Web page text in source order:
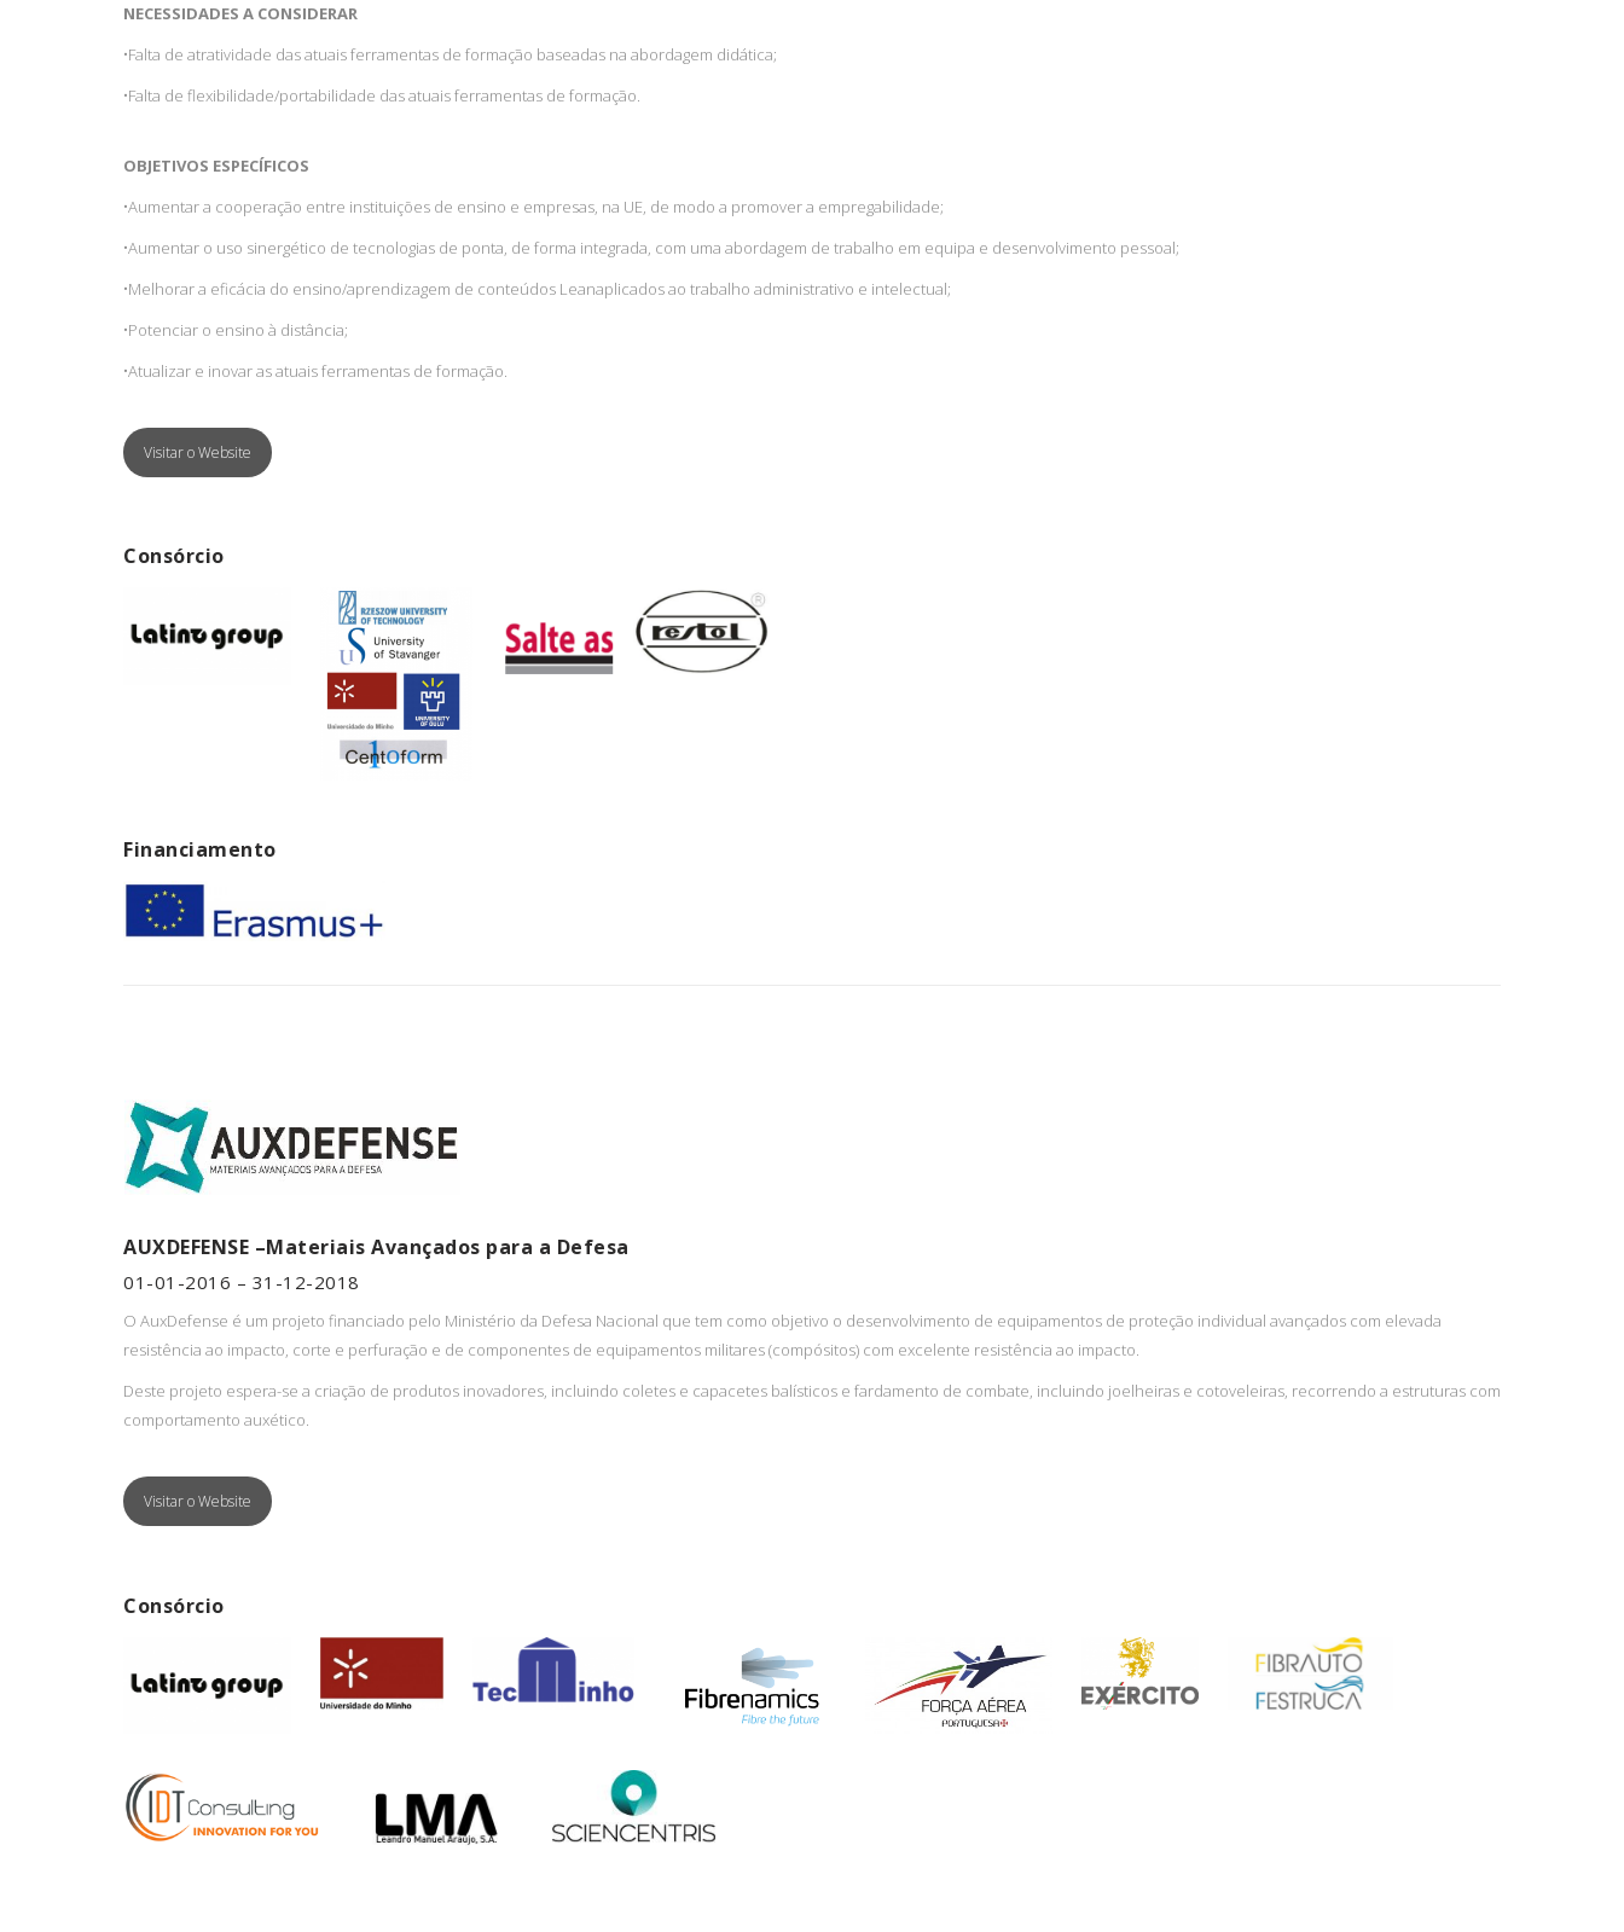
NECESSIDADES A CONSIDERAR
•Falta de atratividade das atuais ferramentas de formação baseadas na abordagem didática;
•Falta de flexibilidade/portabilidade das atuais ferramentas de formação.
OBJETIVOS ESPECÍFICOS
•Aumentar a cooperação entre instituições de ensino e empresas, na UE, de modo a promover a empregabilidade;
•Aumentar o uso sinergético de tecnologias de ponta, de forma integrada, com uma abordagem de trabalho em equipa e desenvolvimento pessoal;
•Melhorar a eficácia do ensino/aprendizagem de conteúdos Leanaplicados ao trabalho administrativo e intelectual;
•Potenciar o ensino à distância;
•Atualizar e inovar as atuais ferramentas de formação.
Visitar o Website
Consórcio
Financiamento
AUXDEFENSE –Materiais Avançados para a Defesa
01-01-2016 – 31-12-2018
O AuxDefense é um projeto financiado pelo Ministério da Defesa Nacional que tem como objetivo o desenvolvimento de equipamentos de proteção individual avançados com elevada
resistência ao impacto, corte e perfuração e de componentes de equipamentos militares (compósitos) com excelente resistência ao impacto.
Deste projeto espera-se a criação de produtos inovadores, incluindo coletes e capacetes balísticos e fardamento de combate, incluindo joelheiras e cotoveleiras, recorrendo a estruturas com
comportamento auxético.
Visitar o Website
Consórcio